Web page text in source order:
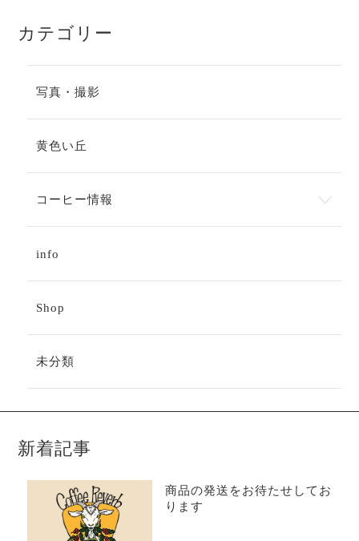
カテゴリー
写真・撮影
黄色い丘
コーヒー情報
info
Shop
未分類
新着記事
商品の発送をお待たせしてお
ります